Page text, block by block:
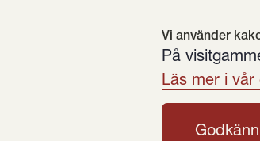
Vi använder
På
Läs mer i vår